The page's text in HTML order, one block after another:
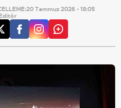
20 Temmuz 2026 - 18:05